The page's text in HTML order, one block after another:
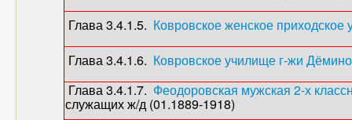
Глава 3.4.1.5. Ковровское женское приходское
Глава 3.4.1.6. Ковровское училище г-жи
Глава 3.4.1.7. Феодоровская мужская 2-х
служащих ж/д (01.1889-1918)